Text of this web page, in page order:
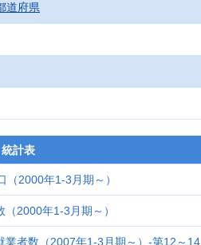
道府県
統計表
2000年1-3月期～）
2000年1-3月期～）
業者数（2007年1-3月期～）-第12～14